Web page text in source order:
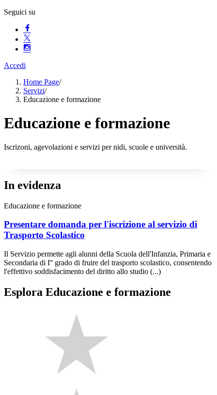
Seguici su
Accedi
Home Page/
Servizi/
Educazione e formazione
Educazione e formazione
Iscrizoni, agevolazioni e servizi per nidi, scuole e università.
In evidenza
Educazione e formazione
Presentare domanda per l'iscrizione al servizio di
Trasporto Scolastico
Il Servizio permette agli alunni della Scuola dell'Infanzia, Primaria e
Secondaria di I° grado di fruire del trasporto scolastico, consentendo
l'effettivo soddisfacimento del diritto allo studio (...)
Esplora Educazione e formazione